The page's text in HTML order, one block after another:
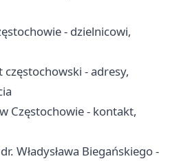
- dzielnicowi,
- adresy,
Częstochowie - kontakt,
Władysława Biegańskiego -